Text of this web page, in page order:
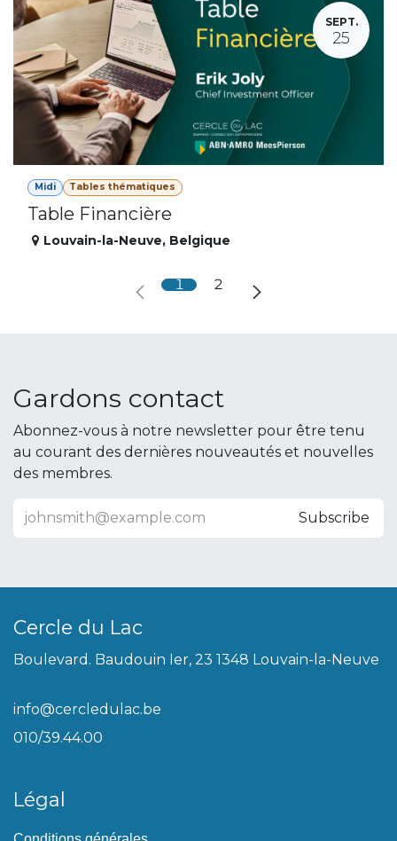
SEPT.
25
Midi Tables thématiques
Table Financière
Louvain-la-Neuve, Belgique
1 2
Gardons contact
Abonnez-vous à notre newsletter pour être tenu
au courant des dernières nouveautés et nouvelles
des membres.
Subscribe
Cercle du Lac
Boulevard. Baudouin Ier, 23 1348 Louvain-la-Neuve
info@cercledulac.be
010/39.44.00
Légal